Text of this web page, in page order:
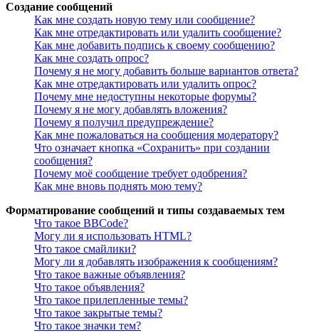
Создание сообщений
Как мне создать новую тему или сообщение?
Как мне отредактировать или удалить сообщение?
Как мне добавить подпись к своему сообщению?
Как мне создать опрос?
Почему я не могу добавить больше вариантов ответа?
Как мне отредактировать или удалить опрос?
Почему мне недоступны некоторые форумы?
Почему я не могу добавлять вложения?
Почему я получил предупреждение?
Как мне пожаловаться на сообщения модератору?
Что означает кнопка «Сохранить» при создании
сообщения?
Почему моё сообщение требует одобрения?
Как мне вновь поднять мою тему?
Форматирование сообщений и типы создаваемых тем
Что такое BBCode?
Могу ли я использовать HTML?
Что такое смайлики?
Могу ли я добавлять изображения к сообщениям?
Что такое важные объявления?
Что такое объявления?
Что такое прилепленные темы?
Что такое закрытые темы?
Что такое значки тем?